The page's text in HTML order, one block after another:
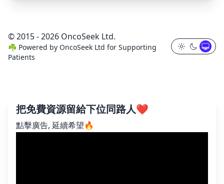
© 2015 - 2026 OncoSeek Ltd.
☘️ Powered by OncoSeek Ltd for Supporting
Patients
把免費資源留給下位同路人❤️
點擊廣告, 延續希望🔥